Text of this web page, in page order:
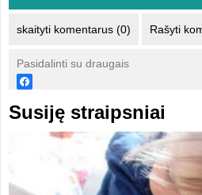
skaityti komentarus (0) Rašyti
Pasidalinti su draugais
Susiję straipsniai